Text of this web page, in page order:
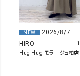
NEW
2026/8/7
HIRO
Hug Hug モラージュ柏店